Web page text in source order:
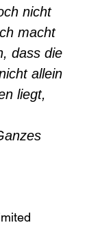
nicht
macht
dass die
allein
liegt,